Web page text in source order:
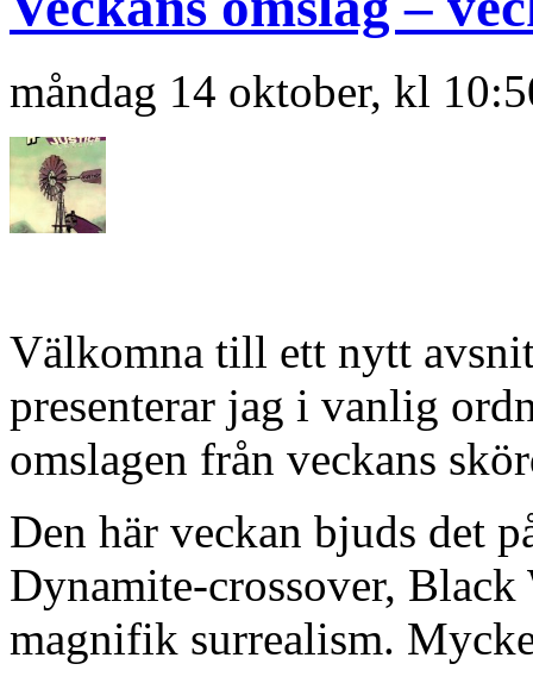
måndag 14 oktober, kl
Välkomna till ett nytt
presenterar jag i vanlig
omslagen från veckans
Den här veckan bjuds det
Dynamite-crossover,
magnifik surrealism.